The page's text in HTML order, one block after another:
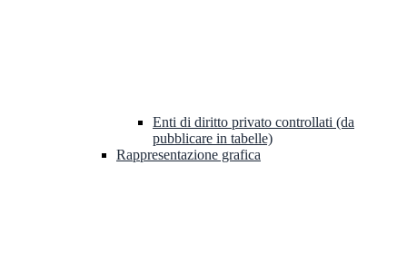
Enti di diritto privato controllati (da
pubblicare in tabelle)
Rappresentazione grafica